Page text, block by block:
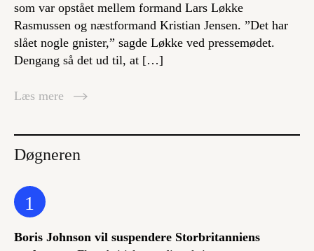
som var opstået mellem formand Lars Løkke
Rasmussen og næstformand Kristian Jensen. ”Det har
slået nogle gnister,” sagde Løkke ved pressemødet.
Dengang så det ud til, at […]
Læs mere
Døgneren
1
Boris Johnson vil suspendere Storbritanniens